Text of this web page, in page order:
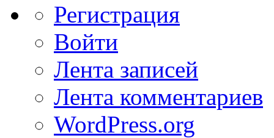
Регистрация
Войти
Лента записей
Лента комментариев
WordPress.org